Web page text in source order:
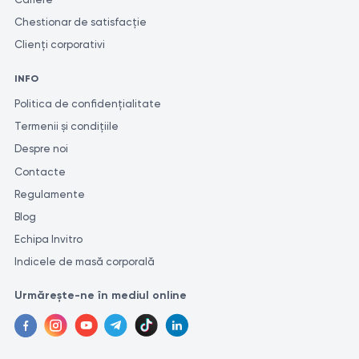
Chestionar de satisfacție
Clienți corporativi
INFO
Politica de confidențialitate
Termenii și condițiile
Despre noi
Contacte
Regulamente
Blog
Echipa Invitro
Indicele de masă corporală
Urmărește-ne în mediul online